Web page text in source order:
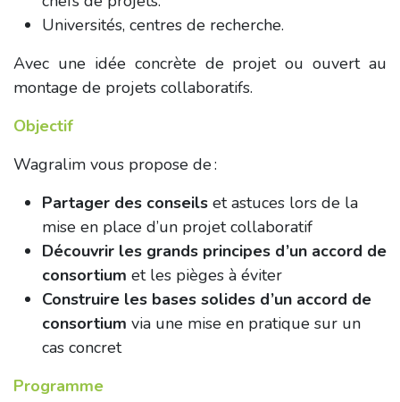
Universités, centres de recherche.
Avec une idée concrète de projet ou ouvert au
montage de projets collaboratifs.
Objectif
Wagralim vous propose de :
Partager des conseils et astuces lors de la
mise en place d’un projet collaboratif
Découvrir les grands principes d’un accord de
consortium et les pièges à éviter
Construire les bases solides d’un accord de
consortium via une mise en pratique sur un
cas concret
Programme